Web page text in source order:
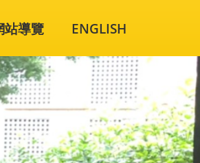
站導覽 ENGLISH